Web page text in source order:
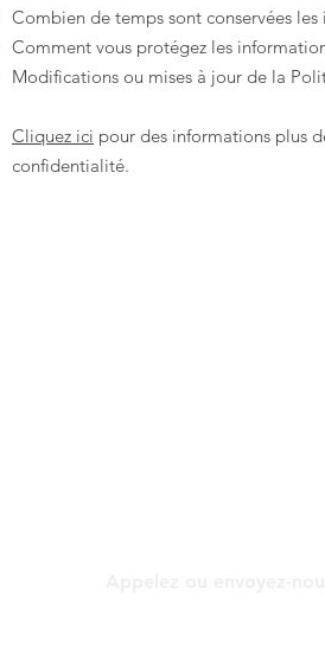
Combien de temps sont conservées
Comment vous protégez les
Modifications ou mises à jour de la
Cliquez ici pour des informations plus
confidentialité.